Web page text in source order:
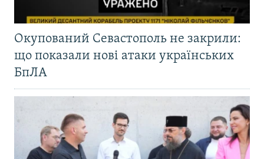
Окупований Севастополь не закрили:
що показали нові атаки українських
БпЛА